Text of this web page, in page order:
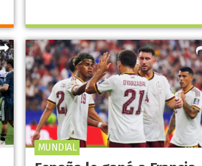
MUNDIAL